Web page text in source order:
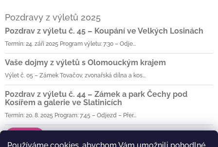
Pozdravy z výletů 2025
Pozdrav z výletu č. 45 – Koupání ve Velkých Losinách
Termín: 24. září 2025 Program výletu: 7:30 – Odje...
Vaše dojmy z výletů s Olomouckým krajem
Výlet č. 05 – Zámek Tovačov, zvonařská dílna a kos...
Pozdrav z výletu č. 44 – Zámek a park Čechy pod
Kosířem a galerie ve Slatinicích
Termín: 20. 8. 2025 Program: 7:45 – Odjezd – Přer...